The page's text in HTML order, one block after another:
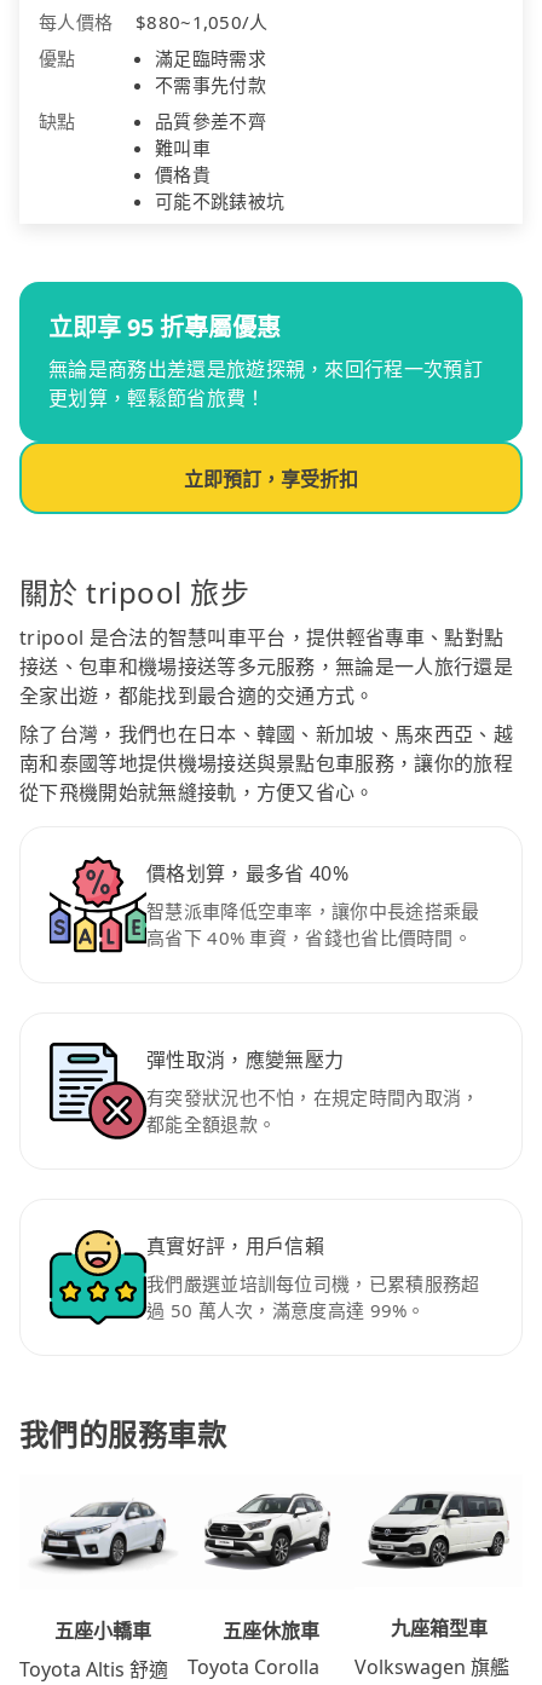
每人價格
$880~1,050/人
優點
滿足臨時需求
不需事先付款
缺點
品質參差不齊
難叫車
價格貴
可能不跳錶被坑
立即享 95 折專屬優惠
無論是商務出差還是旅遊探親，來回行程一次預訂
更划算，輕鬆節省旅費！
立即預訂，享受折扣
關於 tripool 旅步
tripool 是合法的智慧叫車平台，提供輕省專車、點對點
接送、包車和機場接送等多元服務，無論是一人旅行還是
全家出遊，都能找到最合適的交通方式。
除了台灣，我們也在日本、韓國、新加坡、馬來西亞、越
南和泰國等地提供機場接送與景點包車服務，讓你的旅程
從下飛機開始就無縫接軌，方便又省心。
價格划算，最多省 40%
智慧派車降低空車率，讓你中長途搭乘最
高省下 40% 車資，省錢也省比價時間。
彈性取消，應變無壓力
有突發狀況也不怕，在規定時間內取消，
都能全額退款。
真實好評，用戶信賴
我們嚴選並培訓每位司機，已累積服務超
過 50 萬人次，滿意度高達 99%。
我們的服務車款
五座小轎車
Toyota Altis 舒適
五座休旅車
Toyota Corolla
九座箱型車
Volkswagen 旗艦